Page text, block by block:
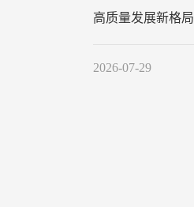
高质量发展新格局
2026-07-29